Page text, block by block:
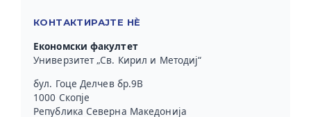
КОНТАКТИРАЈТЕ НЀ
Економски факултет
Универзитет „Св. Кирил и Методиј“
бул. Гоце Делчев бр.9В
1000 Скопје
Република Северна Македонија